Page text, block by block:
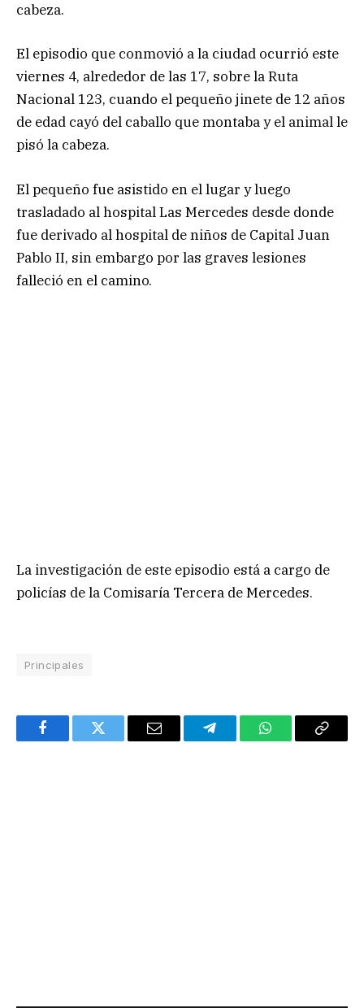
cabeza.
El episodio que conmovió a la ciudad ocurrió este
viernes 4, alrededor de las 17, sobre la Ruta
Nacional 123, cuando el pequeño jinete de 12 años
de edad cayó del caballo que montaba y el animal le
pisó la cabeza.
El pequeño fue asistido en el lugar y luego
trasladado al hospital Las Mercedes desde donde
fue derivado al hospital de niños de Capital Juan
Pablo II, sin embargo por las graves lesiones
falleció en el camino.
La investigación de este episodio está a cargo de
policías de la Comisaría Tercera de Mercedes.
Principales
FacebookTwitter Email TelegramWhatsAppCopy